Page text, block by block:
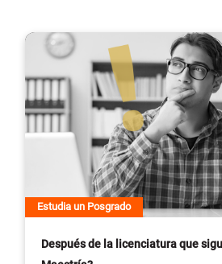
Estudia un Posgrado
Después de la licenciatura que